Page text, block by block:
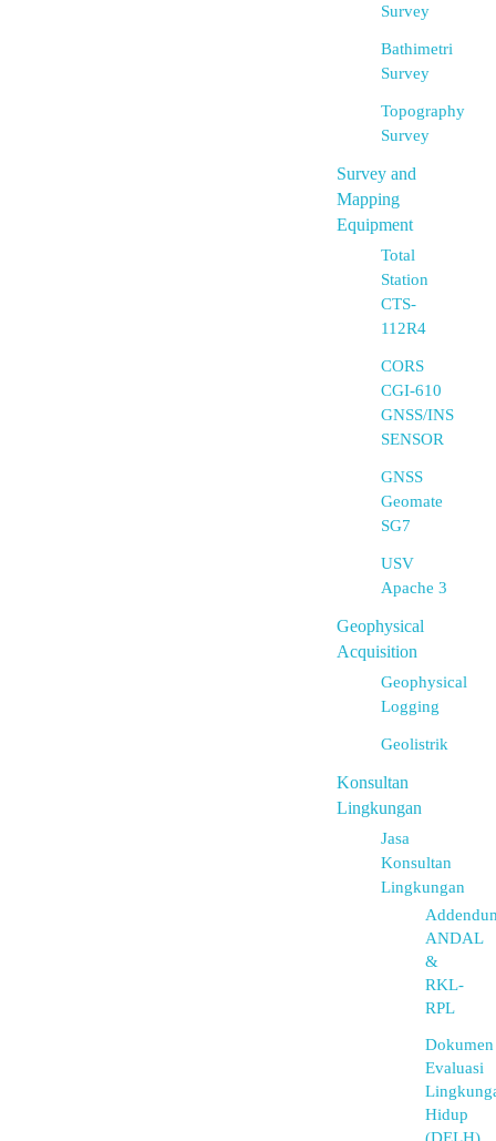
Survey
Bathimetri
Survey
Topography
Survey
Survey and
Mapping
Equipment
Total
Station
CTS-
112R4
CORS
CGI-610
GNSS/INS
SENSOR
GNSS
Geomate
SG7
USV
Apache 3
Geophysical
Acquisition
Geophysical
Logging
Geolistrik
Konsultan
Lingkungan
Jasa
Konsultan
Lingkungan
ANDAL
&
RKL-
RPL
Dokumen
Evaluasi
Hidup
(DELH)